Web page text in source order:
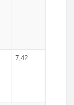
7,42